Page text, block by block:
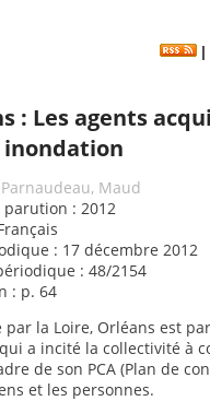
: Les agents
Parnaudeau, Maud
parution : 2012
: 17 décembre 2012
: 48/2154
: p. 64
par la Loire, Orléans est
a incité la collectivité à
de son PCA (Plan de
et les personnes.